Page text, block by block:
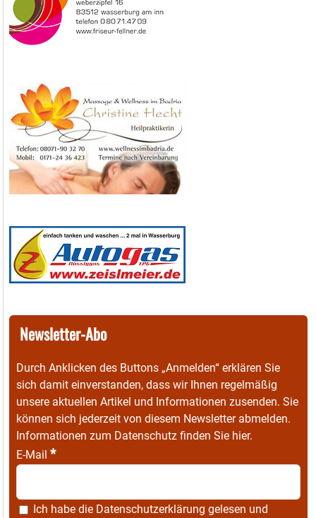
Newsletter-Abo
Durch Anklicken des Buttons „Anmelden“ erklären Sie
sich damit einverstanden, dass wir Ihnen regelmäßig
unsere aktuellen Artikel und Informationen zusenden. Sie
können sich jederzeit von diesem Newsletter abmelden.
Informationen zum Datenschutz finden Sie hier.
E-Mail *
Ich habe die Datenschutzerklärung gelesen und